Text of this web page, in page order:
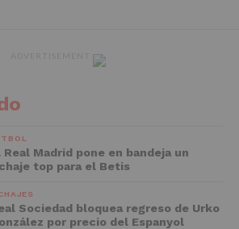
Real Madrid pone en bandeja un
top para el Betis
Sociedad bloquea regreso de Urko
por precio del Espanyol